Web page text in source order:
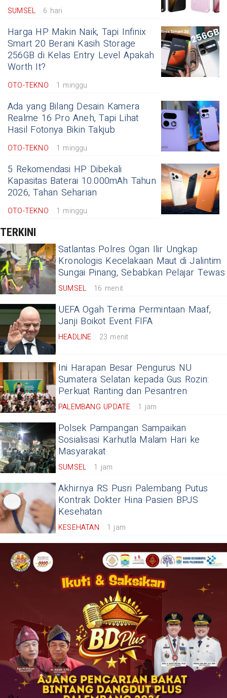
SUMSEL 6 hari
Harga HP Makin Naik, Tapi Infinix
Smart 20 Berani Kasih Storage
256GB di Kelas Entry Level Apakah
Worth It?
OTO-TEKNO 1 minggu
Ada yang Bilang Desain Kamera
Realme 16 Pro Aneh, Tapi Lihat
Hasil Fotonya Bikin Takjub
OTO-TEKNO 1 minggu
5 Rekomendasi HP Dibekali
Kapasitas Baterai 10.000mAh Tahun
2026, Tahan Seharian
OTO-TEKNO 1 minggu
TERKINI
Satlantas Polres Ogan Ilir Ungkap
Kronologis Kecelakaan Maut di Jalintim
Sungai Pinang, Sebabkan Pelajar Tewas
SUMSEL 16 menit
UEFA Ogah Terima Permintaan Maaf,
Janji Boikot Event FIFA
HEADLINE 23 menit
Ini Harapan Besar Pengurus NU
Sumatera Selatan kepada Gus Rozin:
Perkuat Ranting dan Pesantren
PALEMBANG UPDATE 1 jam
Polsek Pampangan Sampaikan
Sosialisasi Karhutla Malam Hari ke
Masyarakat
SUMSEL 1 jam
Akhirnya RS Pusri Palembang Putus
Kontrak Dokter Hina Pasien BPJS
Kesehatan
KESEHATAN 1 jam